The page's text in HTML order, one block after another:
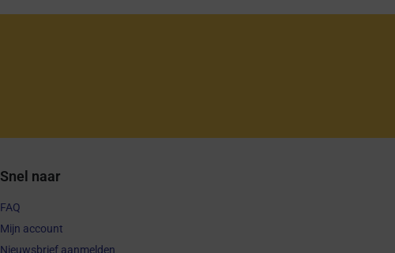
Snel naar
FAQ
Mijn account
Nieuwsbrief aanmelden